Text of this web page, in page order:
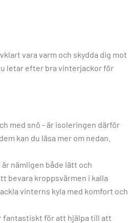
vara varm och skydda dig mot
letar efter bra vinterjackor för
med snö - är isoleringen därför
kan du läsa mer om nedan.
nämligen både lätt och
bevara kroppsvärmen i kalla
vinterns kyla med komfort och
fantastiskt för att hjälpa till att